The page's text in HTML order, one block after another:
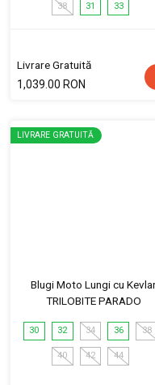
38 31 33
Livrare Gratuită
1,039.00 RON
LIVRARE GRATUITĂ
Blugi Moto Lungi cu
TRILOBITE PARADO
30 32 34 36 38
40 42 44